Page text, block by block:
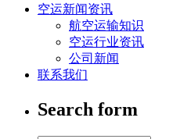
空运新闻资讯
航空运输知识
空运行业资讯
公司新闻
联系我们
Search form